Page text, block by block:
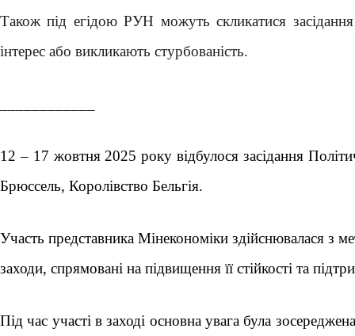
Також під егідою РУН можуть скликатися
інтерес або викликають стурбованість.
12 – 17 жовтня 2025 року відбулося засідання
Брюссель, Королівство Бельгія.
Участь представника Мінекономіки здійснювалася з
заходи, спрямовані на підвищення її стійкості та
Під час участі в заході основна увага була